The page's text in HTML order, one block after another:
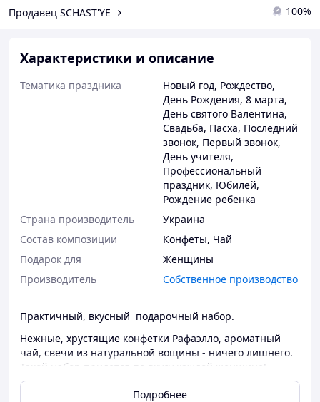
Продавец SCHAST'YE 100%
Характеристики и описание
Тематика праздника Новый год, Рождество,
День Рождения, 8 марта,
День святого Валентина,
Свадьба, Пасха, Последний
звонок, Первый звонок,
День учителя,
Профессиональный
праздник, Юбилей,
Рождение ребенка
Страна производитель
Украина
Состав композиции
Конфеты, Чай
Подарок для
Женщины
Производитель
Собственное производство
Практичный, вкусный подарочный набор.
Нежные, хрустящие конфетки Рафаэлло, ароматный
чай, свечи из натуральной вощины - ничего лишнего.
Такой набор придется по вкусу каждой женщине!
Отличный подарок женщине: маме, жене, сестре,
Подробнее